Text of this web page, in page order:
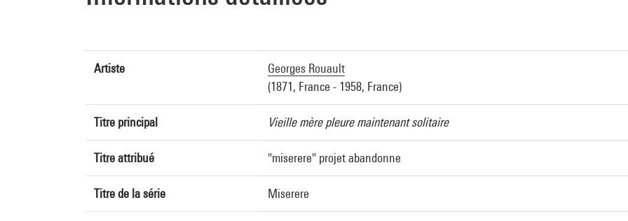
Artiste
Georges Rouault
(1871, France - 1958, France)
Titre principal Vieille mère pleure maintenant solitaire
Titre attribué "miserere" projet abandonne
Titre de la série Miserere